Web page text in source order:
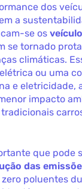
dos
a
se os
se tornado
climáticas.
ou uma
e eletricidade,
impacto
que pode
das
poluentes